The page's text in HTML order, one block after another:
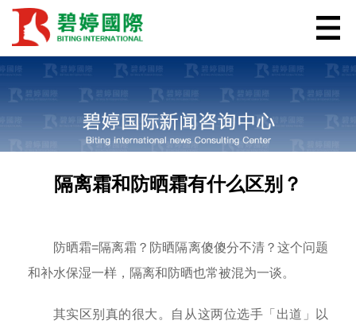
隔离霜和防晒霜有什么区别？
防晒霜=隔离霜？防晒隔离傻傻分不清？这个问题
和补水保湿一样，隔离和防晒也常被混为一谈。
其实区别真的很大。自从这两位选手「出道」以